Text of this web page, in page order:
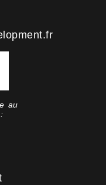
au